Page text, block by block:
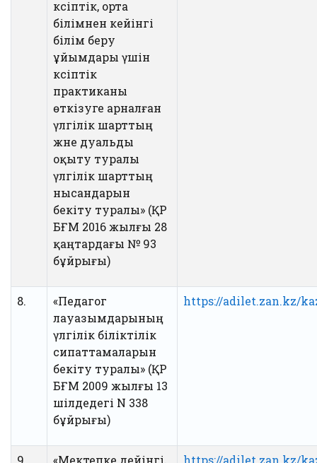
кәсіптік, орта
білімнен кейінгі
білім беру
ұйымдары үшін
кәсіптік
практиканы
өткізуге арналған
үлгілік шарттың
және дуальды
оқыту туралы
үлгілік шарттың
нысандарын
бекіту туралы» (ҚР
БҒМ 2016 жылғы 28
қаңтардағы № 93
бұйрығы)
8.
«Педагог
лауазымдарының
үлгілік біліктілік
сипаттамаларын
бекіту туралы» (ҚР
БҒМ 2009 жылғы 13
шілдедегі N 338
бұйрығы)
https://adilet.zan.kz/
9.
«Мектепке дейінгі,
https://adilet.zan.kz/